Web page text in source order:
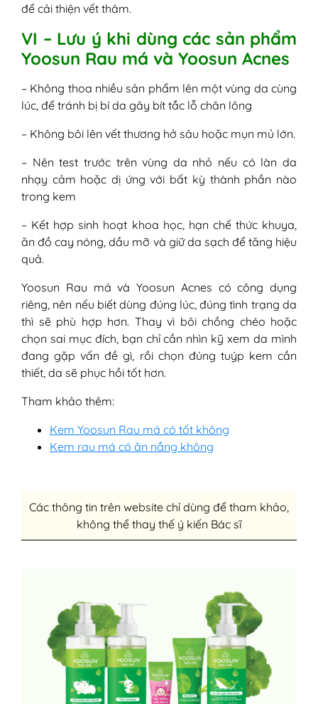
để cải thiện vết thâm.
VI – Lưu ý khi dùng các sản phẩm
Yoosun Rau má và Yoosun Acnes
– Không thoa nhiều sản phẩm lên một vùng da cùng
lúc, để tránh bị bí da gây bít tắc lỗ chân lông
– Không bôi lên vết thương hở sâu hoặc mụn mủ lớn.
– Nên test trước trên vùng da nhỏ nếu có làn da
nhạy cảm hoặc dị ứng với bất kỳ thành phần nào
trong kem
– Kết hợp sinh hoạt khoa học, hạn chế thức khuya,
ăn đồ cay nóng, dầu mỡ và giữ da sạch để tăng hiệu
quả.
Yoosun Rau má và Yoosun Acnes có công dụng
riêng, nên nếu biết dùng đúng lúc, đúng tình trạng da
thì sẽ phù hợp hơn. Thay vì bôi chồng chéo hoặc
chọn sai mục đích, bạn chỉ cần nhìn kỹ xem da mình
đang gặp vấn đề gì, rồi chọn đúng tuýp kem cần
thiết, da sẽ phục hồi tốt hơn.
Tham khảo thêm:
Kem Yoosun Rau má có tốt không
Kem rau má có ăn nắng không
Các thông tin trên website chỉ dùng để tham khảo,
không thể thay thế ý kiến Bác sĩ